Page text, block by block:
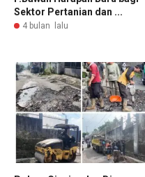
Sektor Pertanian dan ...
4 bulan lalu